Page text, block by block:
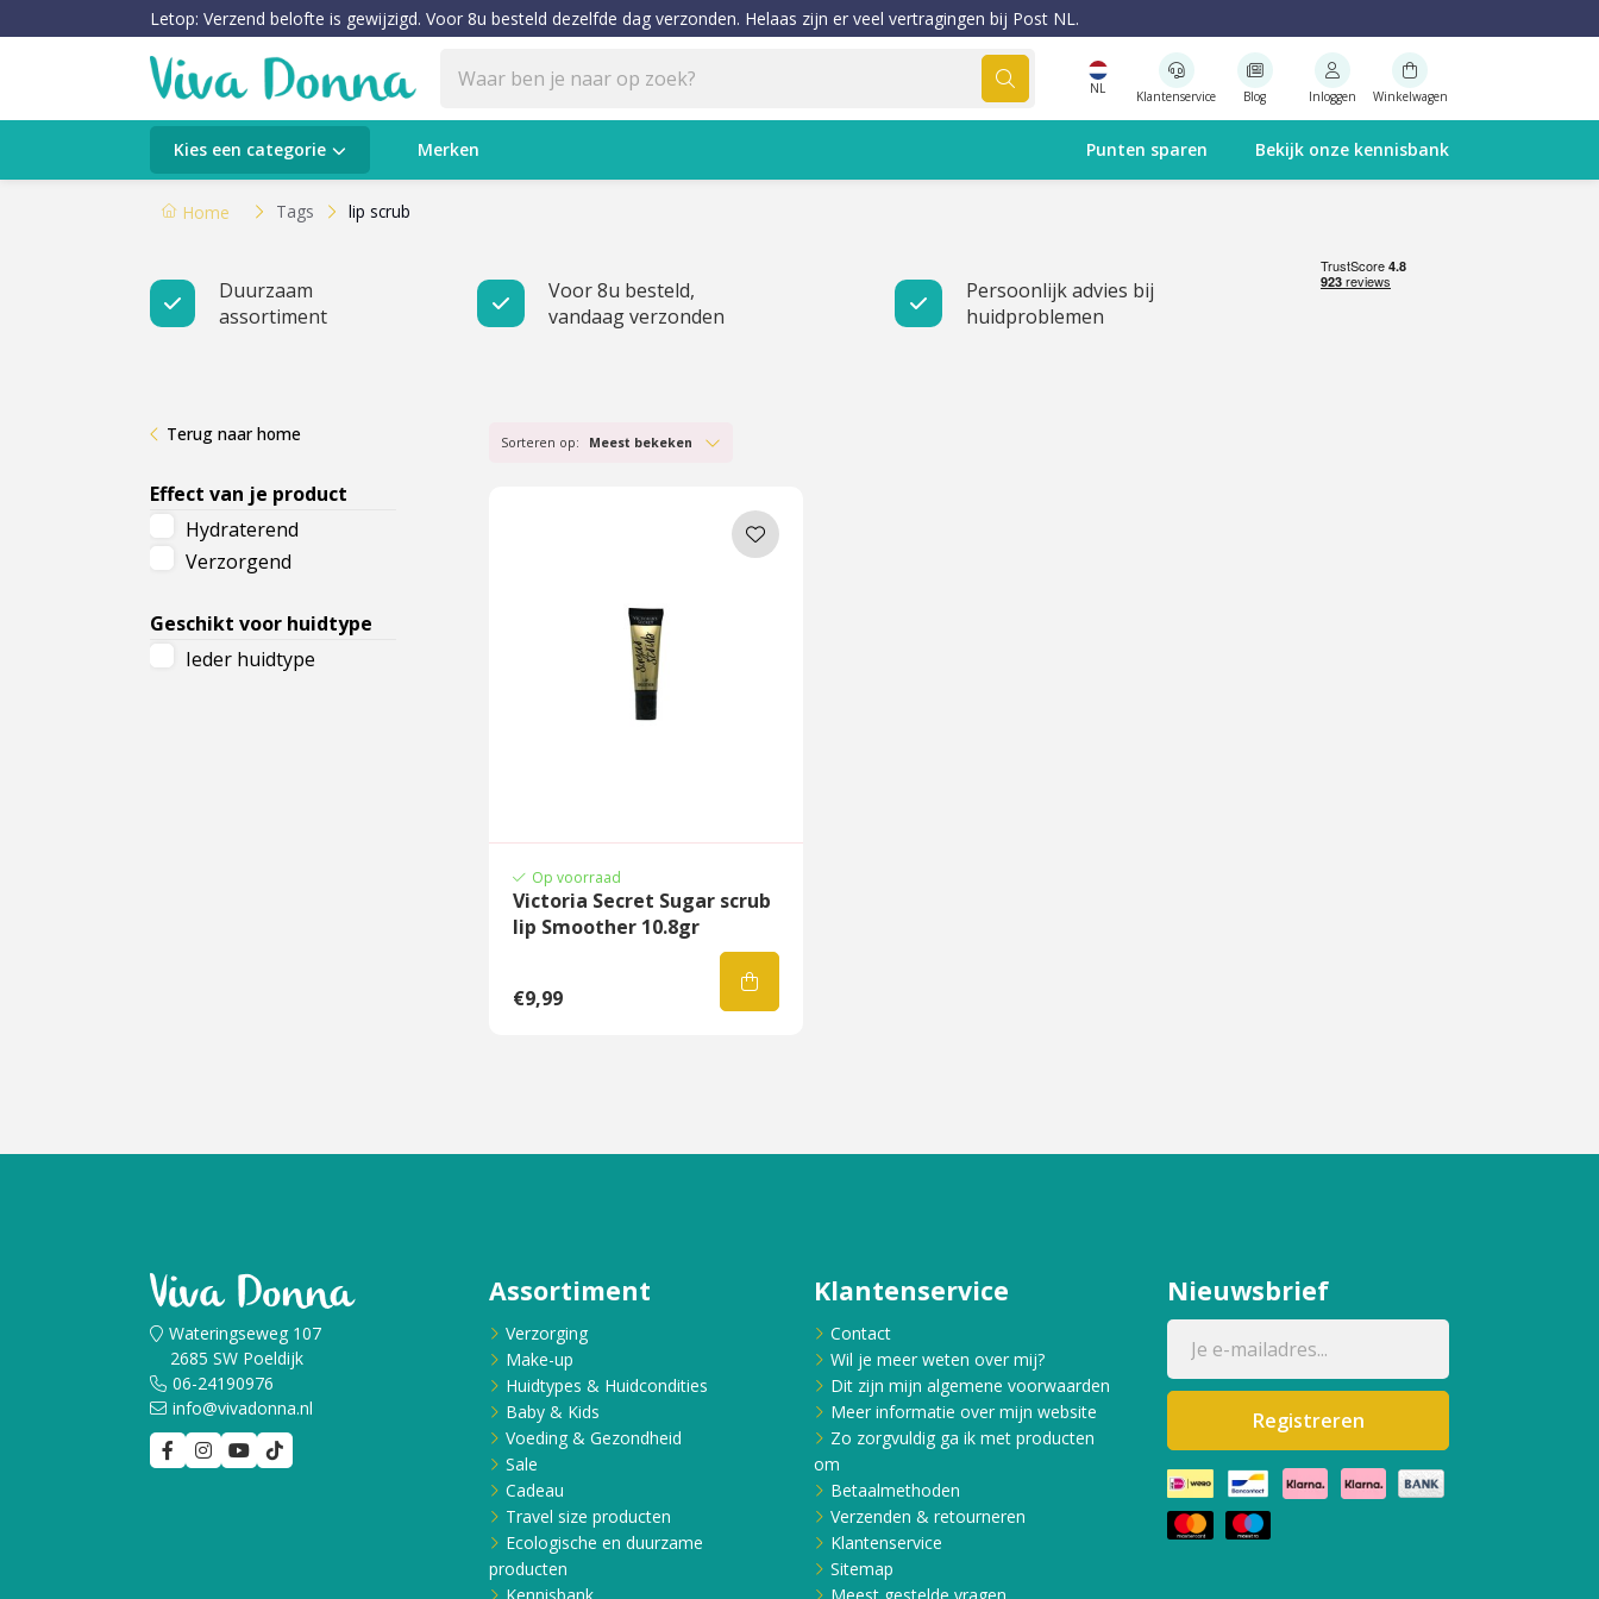
Letop: Verzend belofte is gewijzigd. Voor 8u besteld dezelfde dag verzonden. Helaas zijn er veel vertragingen bij Post NL.
NL Klantenservice Blog Inloggen Winkelwagen
Kies een categorie Merken Punten sparen Bekijk onze kennisbank
Categorieën
Verzorging
Huidtypes & Huidcondities
Voeding & Gezondheid
Sale
Cadeau
Travel size producten
Home Tags lip scrub
Duurzaam
assortiment
Voor 8u besteld,
vandaag verzonden
Persoonlijk advies bij
huidproblemen
Terug naar home
Effect van je product
Hydraterend
Verzorgend
Geschikt voor huidtype
Ieder huidtype
Sorteren op: Meest bekeken
Op voorraad
Victoria Secret Sugar scrub
lip Smoother 10.8gr
€9,99
Wateringseweg 107
2685 SW Poeldijk
06-24190976
info@vivadonna.nl
Assortiment
Verzorging
Make-up
Huidtypes & Huidcondities
Baby & Kids
Voeding & Gezondheid
Sale
Cadeau
Travel size producten
Ecologische en duurzame
producten
Klantenservice
Contact
Wil je meer weten over mij?
Dit zijn mijn algemene voorwaarden
Meer informatie over mijn website
Zo zorgvuldig ga ik met producten
om
Betaalmethoden
Verzenden & retourneren
Klantenservice
Sitemap
Nieuwsbrief
Registreren